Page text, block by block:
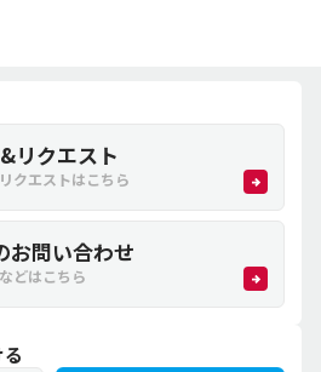
リクエスト
クエストはこちら
お問い合わせ
どはこちら